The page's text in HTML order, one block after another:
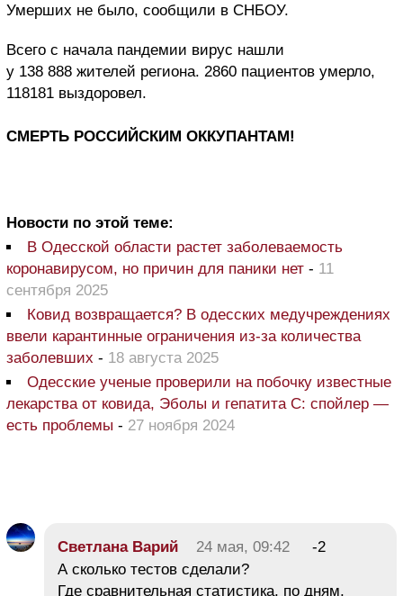
Умерших не было, сообщили в СНБОУ.
Всего с начала пандемии вирус нашли
у 138 888 жителей региона. 2860 пациентов умерло,
118181 выздоровел.
СМЕРТЬ РОССИЙСКИМ ОККУПАНТАМ!
Новости по этой теме:
В Одесской области растет заболеваемость
коронавирусом, но причин для паники нет - 11
сентября 2025
Ковид возвращается? В одесских медучреждениях
ввели карантинные ограничения из-за количества
заболевших - 18 августа 2025
Одесские ученые проверили на побочку известные
лекарства от ковида, Эболы и гепатита С: спойлер —
есть проблемы - 27 ноября 2024
Светлана Варий 24 мая, 09:42
-2
А сколько тестов сделали?
Где сравнительная статистика, по дням,